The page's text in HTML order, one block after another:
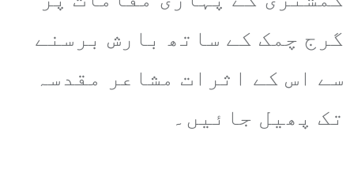
گرج چمک کے ساتھ بارش برسنے
سے اس کے اثرات مشاعر مقدسہ
تک پھیل جائیں۔